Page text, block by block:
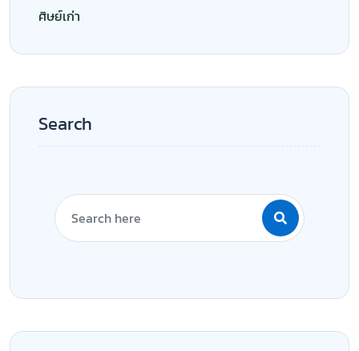
ศิษย์เก่า
Search